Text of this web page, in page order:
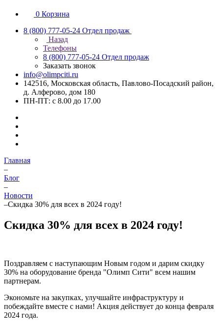
0 Корзина
8 (800) 777-05-24 Отдел продаж
Назад
Телефоны
8 (800) 777-05-24 Отдел продаж
Заказать звонок
info@olimpciti.ru
142516, Московская область, Павлово-Посадский район,
д. Алферово, дом 180
ПН-ПТ: с 8.00 до 17.00
Главная
–
Блог
–
Новости
–Скидка 30% для всех в 2024 году!
Скидка 30% для всех в 2024 году!
Поздравляем с наступающим Новым годом и дарим скидку
30% на оборудование бренда "Олимп Сити" всем нашим
партнерам.
Экономьте на закупках, улучшайте инфраструктуру и
побеждайте вместе с нами! Акция действует до конца февраля
2024 года.